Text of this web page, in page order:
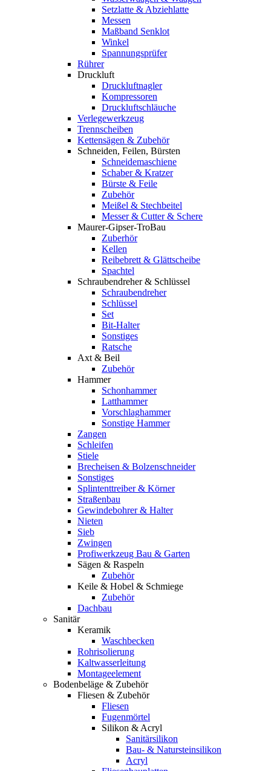
Setzlatte & Abziehlatte
Messen
Maßband Senklot
Winkel
Spannungsprüfer
Rührer
Druckluft
Druckluftnagler
Kompressoren
Druckluftschläuche
Verlegewerkzeug
Trennscheiben
Kettensägen & Zubehör
Schneiden, Feilen, Bürsten
Schneidemaschiene
Schaber & Kratzer
Bürste & Feile
Zubehör
Meißel & Stechbeitel
Messer & Cutter & Schere
Maurer-Gipser-TroBau
Zuberhör
Kellen
Reibebrett & Glättscheibe
Spachtel
Schraubendreher & Schlüssel
Schraubendreher
Schlüssel
Set
Bit-Halter
Sonstiges
Ratsche
Axt & Beil
Zubehör
Hammer
Schonhammer
Latthammer
Vorschlaghammer
Sonstige Hammer
Zangen
Schleifen
Stiele
Brecheisen & Bolzenschneider
Sonstiges
Splintenttreiber & Körner
Straßenbau
Gewindebohrer & Halter
Nieten
Sieb
Zwingen
Profiwerkzeug Bau & Garten
Sägen & Raspeln
Zubehör
Keile & Hobel & Schmiege
Zubehör
Dachbau
Sanitär
Keramik
Waschbecken
Rohrisolierung
Kaltwasserleitung
Montageelement
Bodenbeläge & Zubehör
Fliesen & Zubehör
Fliesen
Fugenmörtel
Silikon & Acryl
Sanitärsilikon
Bau- & Natursteinsilikon
Acryl